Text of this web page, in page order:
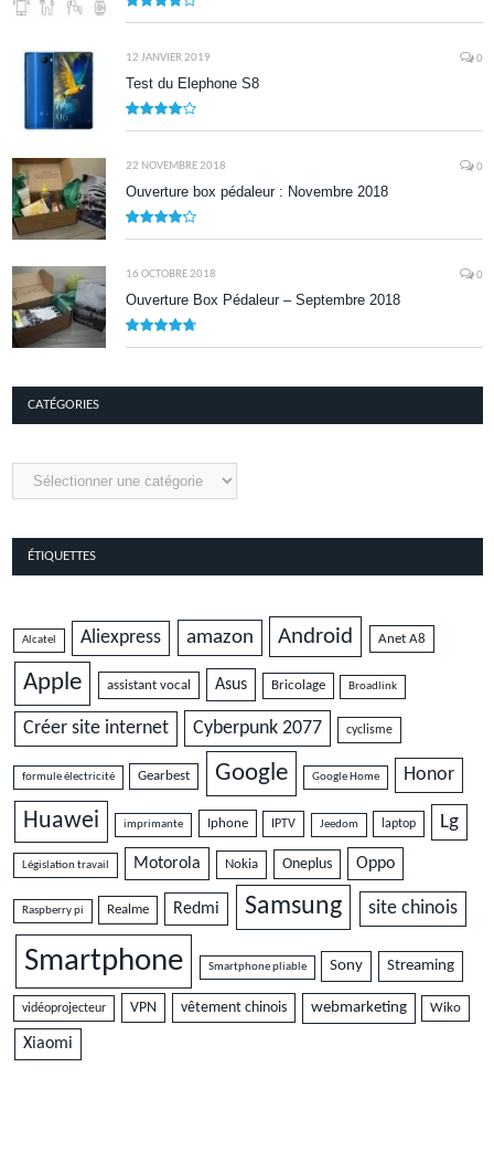
12 JANVIER 2019 0
Test du Elephone S8
22 NOVEMBRE 2018 0
Ouverture box pédaleur : Novembre 2018
16 OCTOBRE 2018 0
Ouverture Box Pédaleur – Septembre 2018
CATÉGORIES
Catégories
ÉTIQUETTES
Alcatel Aliexpress amazon Android Anet A8
Apple assistant vocal Asus Bricolage Broadlink
Créer site internet Cyberpunk 2077 cyclisme
formule électricité Gearbest Google Google Home Honor
Huawei imprimante Iphone IPTV Jeedom laptop Lg
Législation travail Motorola Nokia Oneplus Oppo
Raspberry pi Realme Redmi Samsung site chinois
Smartphone Smartphone pliable Sony Streaming
vidéoprojecteur VPN vêtement chinois webmarketing Wiko
Xiaomi